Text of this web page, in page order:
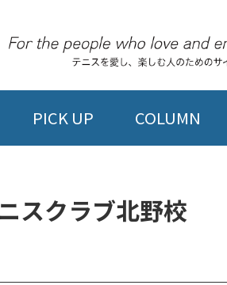
PICK UP COLUMN
スクラブ北野校